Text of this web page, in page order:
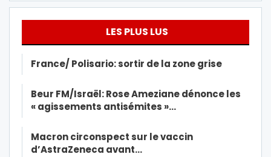
LES PLUS LUS
France/ Polisario: sortir de la zone grise
Beur FM/Israël: Rose Ameziane dénonce les
« agissements antisémites »…
Macron circonspect sur le vaccin
d’AstraZeneca avant…